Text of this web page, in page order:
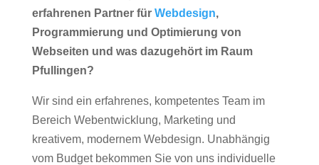
erfahrenen Partner für Webdesign,
Programmierung und Optimierung von
Webseiten und was dazugehört im Raum
Pfullingen?
Wir sind ein erfahrenes, kompetentes Team im
Bereich Webentwicklung, Marketing und
kreativem, modernem Webdesign. Unabhängig
vom Budget bekommen Sie von uns individuelle